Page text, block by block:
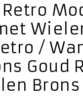
/
Goud
Brons